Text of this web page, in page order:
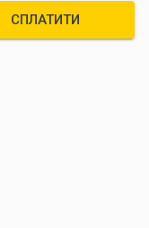
СПЛАТИТИ